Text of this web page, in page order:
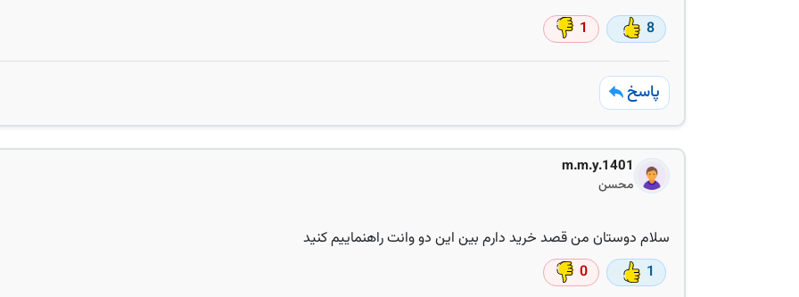
8
1
پاسخ
m.m.y.1401
محسن
سلام دوستان من قصد خرید دارم بین این دو وانت راهنماییم کنید
1
0